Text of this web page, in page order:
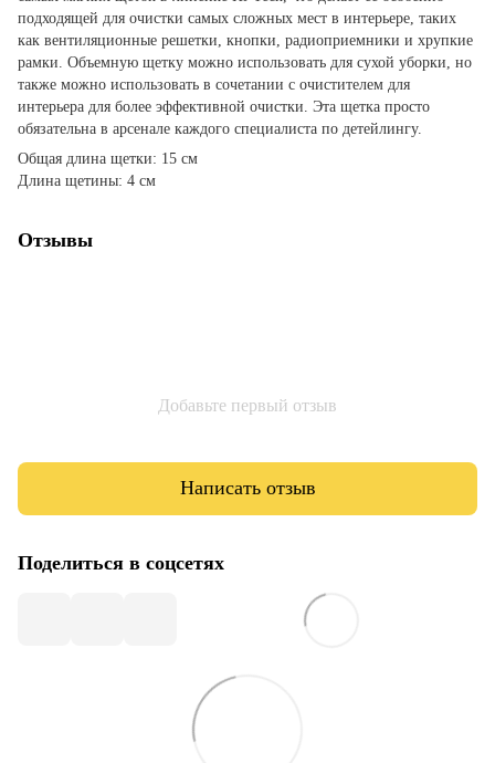
подходящей для очистки самых сложных мест в интерьере, таких
как вентиляционные решетки, кнопки, радиоприемники и хрупкие
рамки. Объемную щетку можно использовать для сухой уборки, но
также можно использовать в сочетании с очистителем для
интерьера для более эффективной очистки. Эта щетка просто
обязательна в арсенале каждого специалиста по детейлингу.
Общая длина щетки: 15 см
Длина щетины: 4 см
Отзывы
Добавьте первый отзыв
Написать отзыв
Поделиться в соцсетях